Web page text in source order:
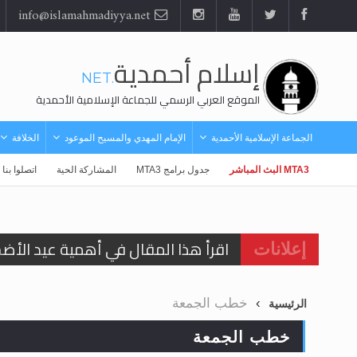
إسلام أحمدية.NET
الموقع العربي الرسمي للجماعة الإسلامية الأحمدية
الجماعة الإسلامية الأحمدية الإمام المهدي والمسيح الموعود الخلافة
MTA3 البث المباشر جدول برامج MTA3 المشاركة الحية اتصلوا بنا
إعلانات
اقرأ هذا المقال في أهمية عيد
الحجّ.. دلالات، حِكم، وأهداف >>
الرئيسية خطب الجمعة
خطب الجمعة